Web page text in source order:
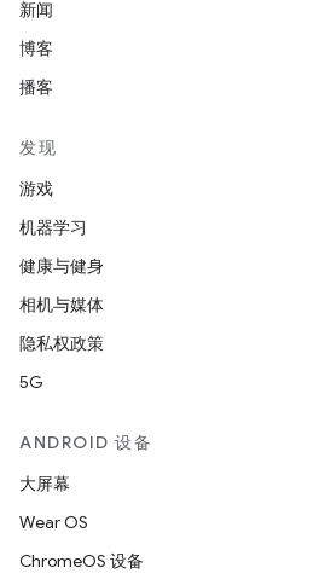
新闻
博客
播客
发现
游戏
机器学习
健康与健身
相机与媒体
隐私权政策
5G
ANDROID 设备
大屏幕
Wear OS
ChromeOS 设备